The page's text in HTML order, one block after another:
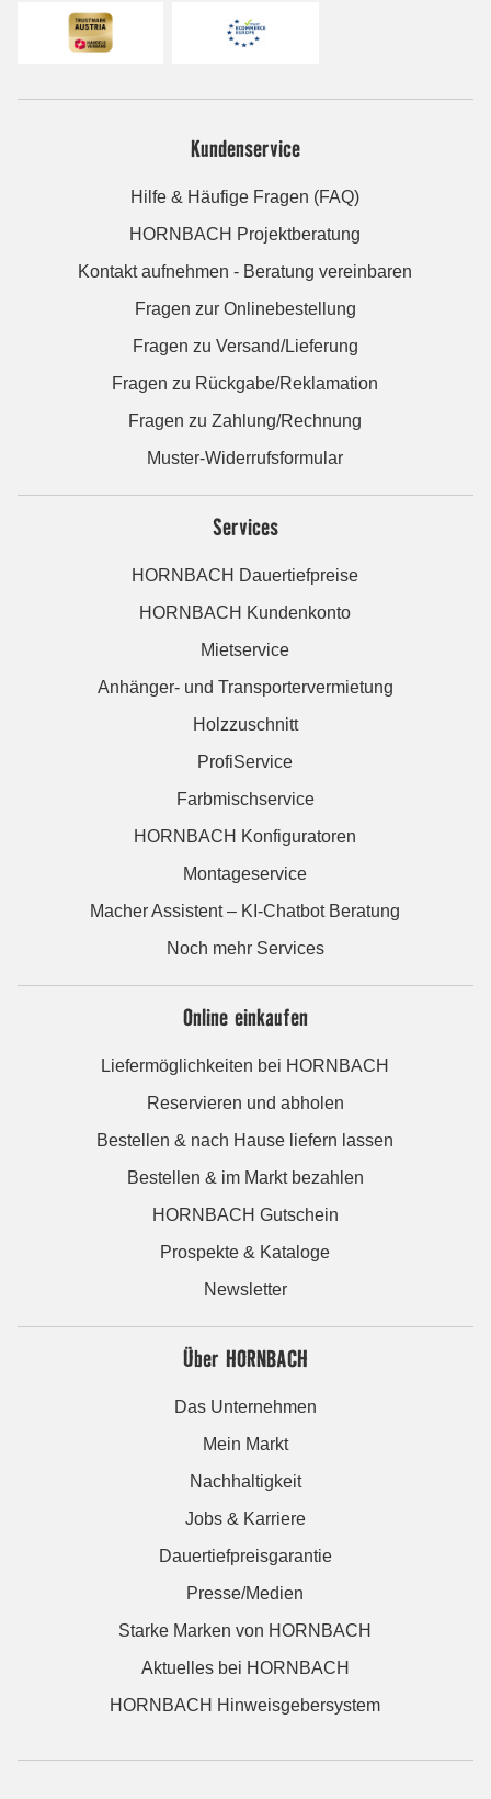
Kundenservice
Hilfe & Häufige Fragen (FAQ)
HORNBACH Projektberatung
Kontakt aufnehmen - Beratung vereinbaren
Fragen zur Onlinebestellung
Fragen zu Versand/Lieferung
Fragen zu Rückgabe/Reklamation
Fragen zu Zahlung/Rechnung
Muster-Widerrufsformular
Services
HORNBACH Dauertiefpreise
HORNBACH Kundenkonto
Mietservice
Anhänger- und Transportervermietung
Holzzuschnitt
ProfiService
Farbmischservice
HORNBACH Konfiguratoren
Montageservice
Macher Assistent – KI-Chatbot Beratung
Noch mehr Services
Online einkaufen
Liefermöglichkeiten bei HORNBACH
Reservieren und abholen
Bestellen & nach Hause liefern lassen
Bestellen & im Markt bezahlen
HORNBACH Gutschein
Prospekte & Kataloge
Newsletter
Über HORNBACH
Das Unternehmen
Mein Markt
Nachhaltigkeit
Jobs & Karriere
Dauertiefpreisgarantie
Presse/Medien
Starke Marken von HORNBACH
Aktuelles bei HORNBACH
HORNBACH Hinweisgebersystem